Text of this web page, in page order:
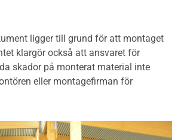
ligger till grund för att montaget
klargör också att ansvaret för
skador på monterat material inte
eller montagefirman för